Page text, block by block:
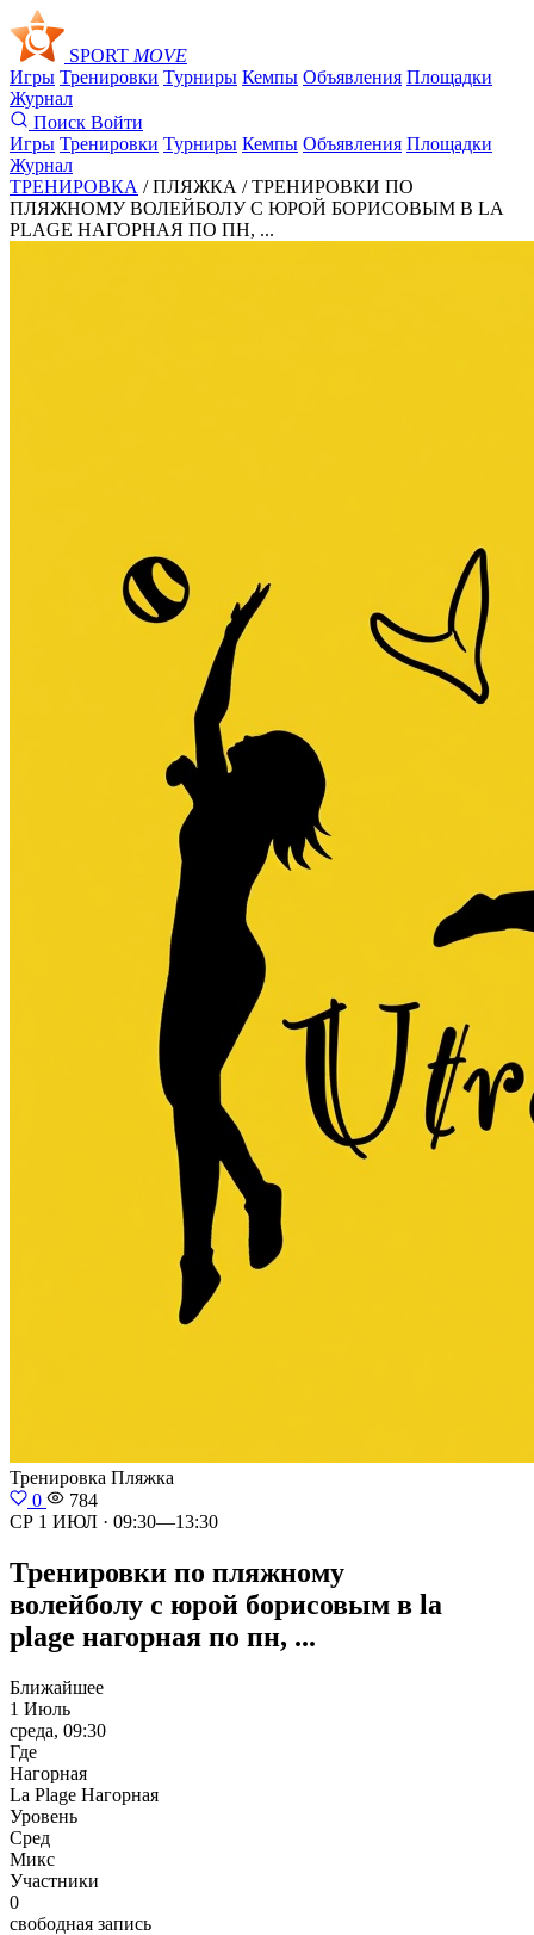
SPORT MOVE
Игры Тренировки Турниры Кемпы Объявления Площадки
Журнал
Поиск Войти
Игры Тренировки Турниры Кемпы Объявления Площадки
Журнал
ТРЕНИРОВКА / ПЛЯЖКА /ТРЕНИРОВКИ ПО
ПЛЯЖНОМУ ВОЛЕЙБОЛУ С ЮРОЙ БОРИСОВЫМ В LA
PLAGE НАГОРНАЯ ПО ПН, ...
Тренировка Пляжка
0
784
СР 1 ИЮЛ · 09:30—13:30
Тренировки по пляжному
волейболу с юрой борисовым в la
plage нагорная по пн, ...
Ближайшее
1 Июль
среда, 09:30
Где
Нагорная
La Plage Нагорная
Уровень
Сред
Микс
Участники
0
свободная запись